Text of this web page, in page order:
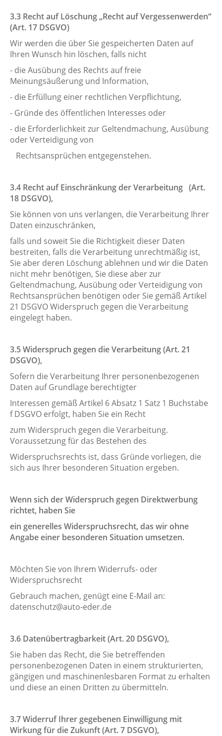
3.3 Recht auf Löschung „Recht auf Vergessenwerden“
(Art. 17 DSGVO)
Wir werden die über Sie gespeicherten Daten auf
Ihren Wunsch hin löschen, falls nicht
- die Ausübung des Rechts auf freie
Meinungsäußerung und Information,
- die Erfüllung einer rechtlichen Verpflichtung,
- Gründe des öffentlichen Interesses oder
- die Erforderlichkeit zur Geltendmachung, Ausübung
oder Verteidigung von
Rechtsansprüchen entgegenstehen.
3.4 Recht auf Einschränkung der Verarbeitung (Art.
18 DSGVO),
Sie können von uns verlangen, die Verarbeitung Ihrer
Daten einzuschränken,
falls und soweit Sie die Richtigkeit dieser Daten
bestreiten, falls die Verarbeitung unrechtmäßig ist,
Sie aber deren Löschung ablehnen und wir die Daten
nicht mehr benötigen, Sie diese aber zur
Geltendmachung, Ausübung oder Verteidigung von
Rechtsansprüchen benötigen oder Sie gemäß Artikel
21 DSGVO Widerspruch gegen die Verarbeitung
eingelegt haben.
3.5 Widerspruch gegen die Verarbeitung (Art. 21
DSGVO),
Sofern die Verarbeitung Ihrer personenbezogenen
Daten auf Grundlage berechtigter
Interessen gemäß Artikel 6 Absatz 1 Satz 1 Buchstabe
f DSGVO erfolgt, haben Sie ein Recht
zum Widerspruch gegen die Verarbeitung.
Voraussetzung für das Bestehen des
Widerspruchsrechts ist, dass Gründe vorliegen, die
sich aus Ihrer besonderen Situation ergeben.
Wenn sich der Widerspruch gegen Direktwerbung
richtet, haben Sie
ein generelles Widerspruchsrecht, das wir ohne
Angabe einer besonderen Situation umsetzen.
Möchten Sie von Ihrem Widerrufs- oder
Widerspruchsrecht
Gebrauch machen, genügt eine E-Mail an:
datenschutz@auto-eder.de
3.6 Datenübertragbarkeit (Art. 20 DSGVO),
Sie haben das Recht, die Sie betreffenden
personenbezogenen Daten in einem strukturierten,
gängigen und maschinenlesbaren Format zu erhalten
und diese an einen Dritten zu übermitteln.
3.7 Widerruf Ihrer gegebenen Einwilligung mit
Wirkung für die Zukunft (Art. 7 DSGVO),